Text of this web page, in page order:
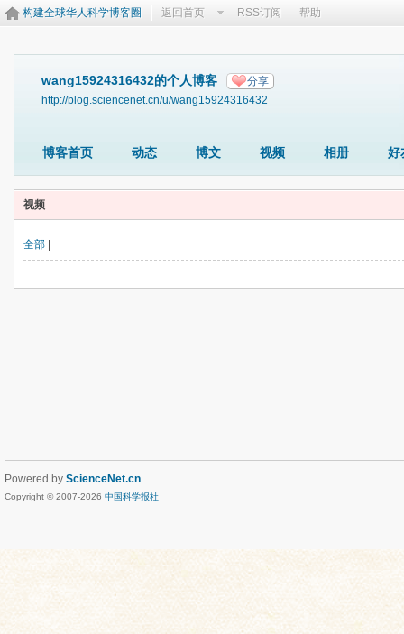
构建全球华人科学博客圈 返回首页 RSS订阅 帮助
wang15924316432的个人博客 分享
http://blog.sciencenet.cn/u/wang15924316432
博客首页 动态 博文 视频 相册 好
视频
全部
Powered by ScienceNet.cn
Copyright © 2007-2026 中国科学报社